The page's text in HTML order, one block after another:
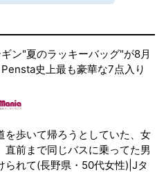
ン"夏のラッキーバッグ"が8月
史上最も豪華な7点入り
を歩いて帰ろうとしていた、女
直前まで同じバスに乗ってた男
られて(長野県・50代女性)|Jタ